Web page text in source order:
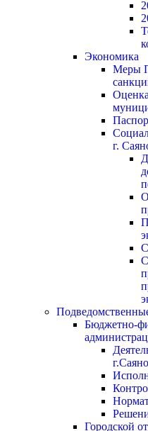
Экономика
Меры
г.
Бюджетно-
Городской